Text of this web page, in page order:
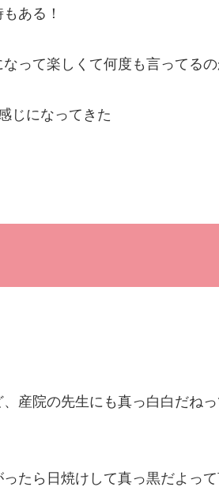
ある！
って楽しくて何度も言ってる
じになってきた
産院の先生にも真っ白白だね
たら日焼けして真っ黒だよっ